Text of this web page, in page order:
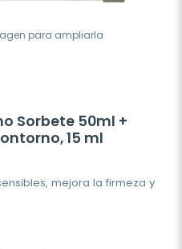
para ampliarla
Sorbete 50ml +
15 ml
mejora la firmeza y